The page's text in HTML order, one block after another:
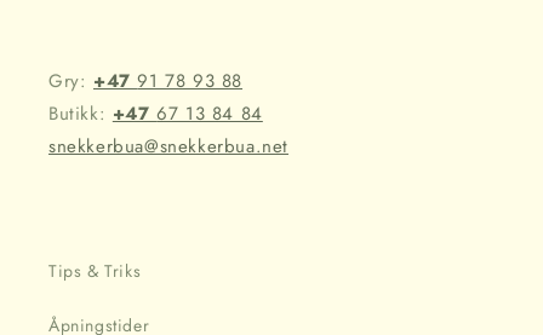
Gry: +4791 78 93 88
Butikk: +4767 13 84 84
snekkerbua@snekkerbua.net
Tips & Triks
Åpningstider